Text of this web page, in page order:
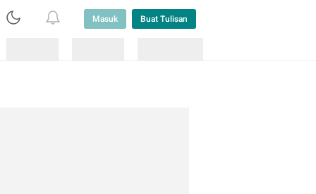
Masuk Buat Tulisan